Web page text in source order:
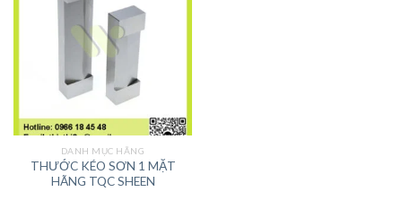
DANH MỤC HÃNG
THƯỚC KÉO SƠN 1 MẶT
HÃNG TQC SHEEN